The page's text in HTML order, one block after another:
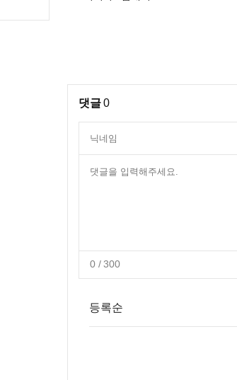
댓글0
0/ 300
등록순